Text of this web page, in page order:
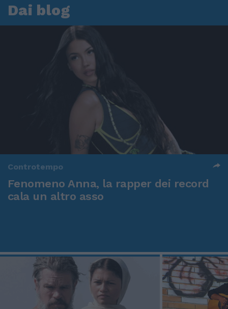
Dai blog
Controtempo
Fenomeno Anna, la rapper dei record
cala un altro asso